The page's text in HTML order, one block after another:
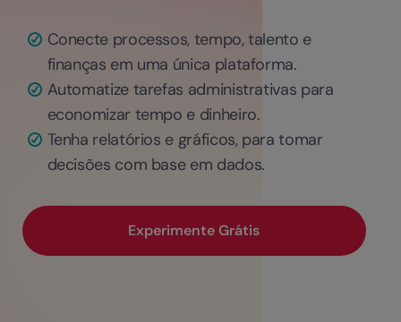
Conecte processos, tempo, talento e
finanças em uma única plataforma.
Automatize tarefas administrativas para
economizar tempo e dinheiro.
Tenha relatórios e gráficos, para tomar
decisões com base em dados.
Experimente Grátis